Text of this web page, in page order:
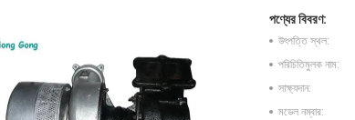
পণ্যের বিবরণ:
উৎপত্তি স্থল:
পরিচিতিমুলক নাম:
সাক্ষ্যদান:
মডেল নম্বার: